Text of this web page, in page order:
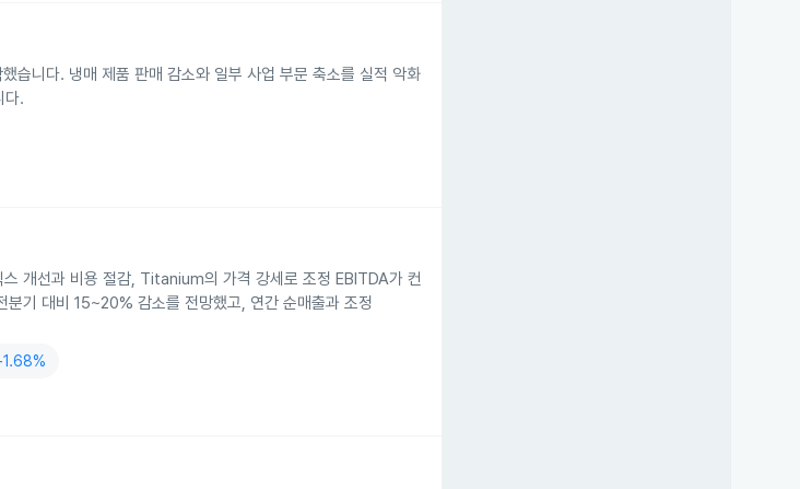
습니다. 냉매 제품 판매 감소와 일부 사업 부문 축소를 실적 악화
다.
개선과 비용 절감, Titanium의 가격 강세로 조정 EBITDA가 컨
기 대비 15~20% 감소를 전망했고, 연간 순매출과 조정
1.68%